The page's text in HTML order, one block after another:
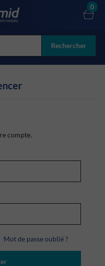
Rechercher
0
compte.
Mot de passe oublié ?